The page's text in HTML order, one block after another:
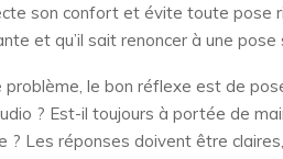
son confort et évite toute pose
et qu’il sait renoncer à une pose
problème, le bon réflexe est de
? Est-il toujours à portée de
? Les réponses doivent être